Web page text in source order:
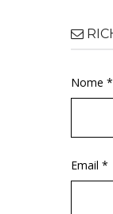
Nome *
Email *